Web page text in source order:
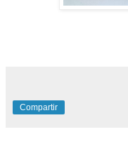
Compartir